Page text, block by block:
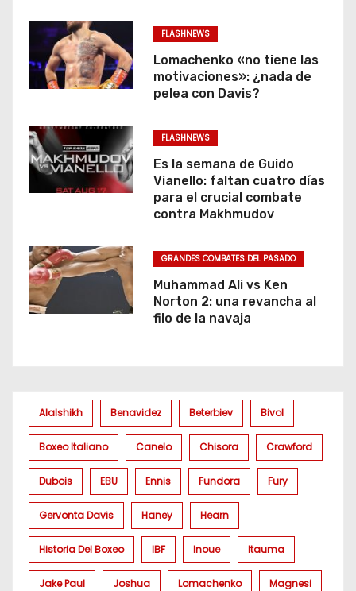
r
a
d
s
FLASHNEWS
Lomachenko «no tiene las
motivaciones»: ¿nada de
pelea con Davis?
FLASHNEWS
Es la semana de Guido
Vianello: faltan cuatro días
para el crucial combate
contra Makhmudov
GRANDES COMBATES DEL PASADO
Muhammad Ali vs Ken
Norton 2: una revancha al
filo de la navaja
Alalshikh Benavidez Beterbiev Bivol
Boxeo Italiano Canelo Chisora Crawford
Dubois EBU Ennis Fundora Fury
Gervonta Davis Haney Hearn
Historia Del Boxeo IBF Inoue Itauma
Jake Paul Joshua Lomachenko Magnesi